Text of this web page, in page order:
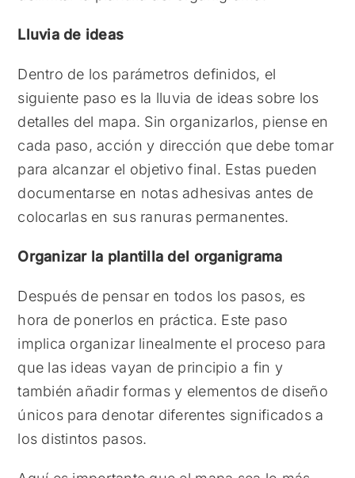
Lluvia de ideas
Dentro de los parámetros definidos, el
siguiente paso es la lluvia de ideas sobre los
detalles del mapa. Sin organizarlos, piense en
cada paso, acción y dirección que debe tomar
para alcanzar el objetivo final. Estas pueden
documentarse en notas adhesivas antes de
colocarlas en sus ranuras permanentes.
Organizar la plantilla del organigrama
Después de pensar en todos los pasos, es
hora de ponerlos en práctica. Este paso
implica organizar linealmente el proceso para
que las ideas vayan de principio a fin y
también añadir formas y elementos de diseño
únicos para denotar diferentes significados a
los distintos pasos.